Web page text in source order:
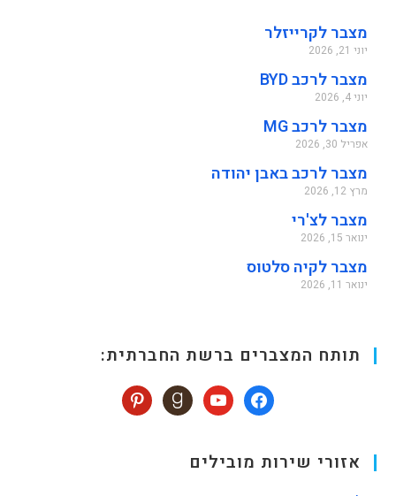
מצבר לקרייזלר
יוני 21, 2026
מצבר לרכב BYD
יוני 4, 2026
מצבר לרכב MG
אפריל 30, 2026
מצבר לרכב באבן יהודה
מרץ 12, 2026
מצבר לצ'רי
ינואר 15, 2026
מצבר לקיה סלטוס
ינואר 11, 2026
תותח המצברים ברשת החברתית:
אזורי שירות מובילים